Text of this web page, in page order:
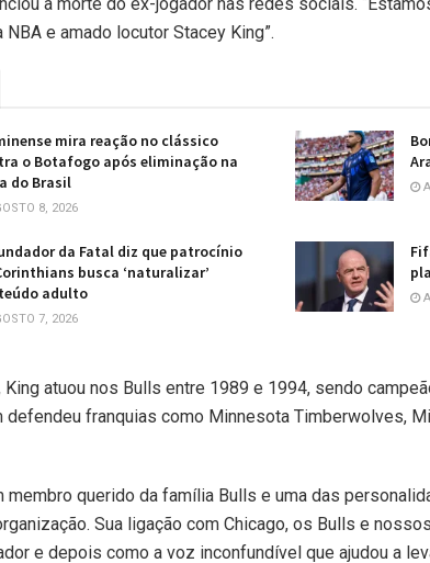
e amado locutor Stacey King”.
mira reação no clássico
o Botafogo após eliminação na
do Brasil
8, 2026
da Fatal diz que patrocínio
busca ‘naturalizar’
adulto
7, 2026
atuou nos Bulls entre 1989 e 1994, sendo
defendeu franquias como Minnesota Timberwolves,
membro querido da família Bulls e uma das
Sua ligação com Chicago, os Bulls e
e depois como a voz inconfundível que ajudou a